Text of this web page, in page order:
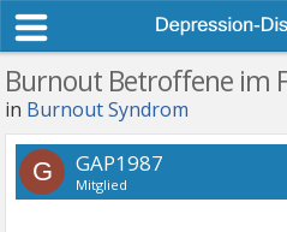
Burnout Betroffene im
in Burnout Syndrom
G GAP1987
Mitglied